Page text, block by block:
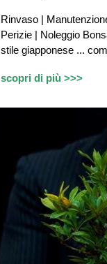
Rinvaso |
Perizie | Noleggio
stile giapponese ...c
scopri di più >>>